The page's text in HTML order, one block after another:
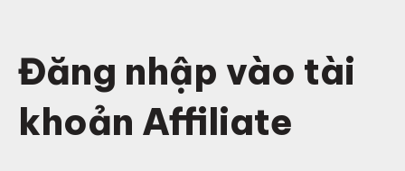
Đăng nhập vào tài
khoản Affiliate